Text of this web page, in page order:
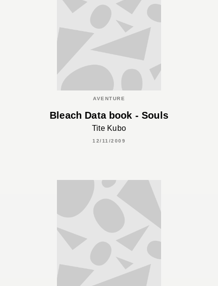
AVENTURE
Bleach Data book - Souls
Tite Kubo
12/11/2009